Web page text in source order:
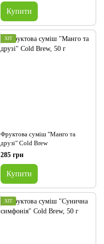
Купити
ХІТ
Фруктова суміш "Манго та
друзі" Cold Brew
285 грн
Купити
ХІТ